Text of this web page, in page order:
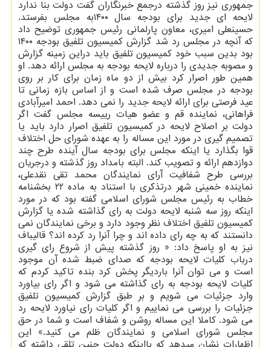
جمهوری نیز روز گذشته درجمع خبرنگاران گفت دولت بنا ندارد
لایحه ای جدید برای بودجه سال ۱۴۰۰به مجلس بفرستد.
حسینعلی امیری، معاون پارلمانی رئیس جمهوری توضیح داد
که آنچه در مجلس رد شد گزارش کمیسیون تلفیق بودجه ۱۴۰۰
بود بدین سبب خود کمیسیون تلفیق باید دراین زمینه گزارش
و مصوبه جدیدی را درباره لایحه بودجه به مجلس ارائه دهد. او
همین طور اصرار کرد بیش از دو ماه زمان برای کار بر روی
بودجه در مجلس صرف شده است و از اساس بازه زمانی تا
عید فرصتی برای ارائه لایحه جدید را نمی دهد. احمد امیرآبادی
فراهانی، نماینده قم و عضو هیات رییسه مجلس گفت اگر
دولت بر اصلاح لایحه در کمیسیون تلفیق اصرار دارد باید یا
تصمیم گیری در مورد این مساله را به عهده شورای حل اختلاف
قوا بگذارد یا اینکه مجلس برای بودجه سال آینده طرح چند
دوازدهم ارائه و تصویب کند. البته بامداد روز گذشته و درجریان
بررسی طرح شفافیت آرای نمایندگان محمد تقی نقدعلی،
نماینده خمینی شهر درتذکری با استناد به ماده ۲۲ بخشنامه
خطاب به رئیس مجلس شورای اسلامی گفته بود که در مورد
اینکه روز سه شنبه لایحه دولت به رای گذاشته شده یا گزارش
کمیسیون تلفیق اختلاف نظر وجود دارد و برخی نمایندگان نمی
دانستند که به چه رای داده اند و چرا آنرا رد کرده اند؟ قالیباف
نیز به او پاسخ داد: « روز گذشته پیش از شروع رای گیری
درباب کلیات لایحه بودجه که صدای ضبط شده آن موجود
است و می توان آنرا باردیگر پخش کرد بنده تاکید کردم که
کلیات لایحه بودجه به رای گذاشته می شود و اگر رای بیاورد
وارد جزئیات می شویم و بر طبق گزارش کمیسیون تلفیق
جزئیات را بررسی می نماییم و اگر کلیات رای نیاورد لایحه رد
می شود. کاملا این مساله روشن و شفاف است و شما در حق
مجلس شورای اسلامی و نمایندگان ظلم می کنید.» این